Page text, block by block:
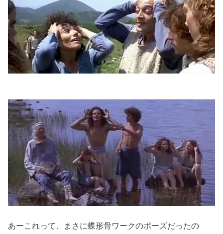
あーこれって、まさに蝶形骨ワークのポーズだったの